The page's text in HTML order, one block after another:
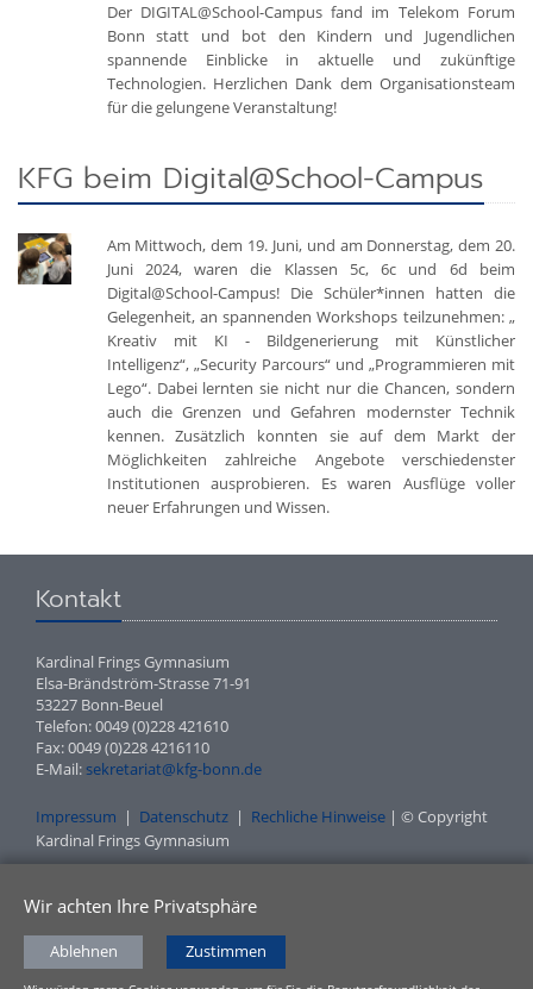
Der DIGITAL@School-Campus fand im Telekom Forum
Bonn statt und bot den Kindern und Jugendlichen
spannende Einblicke in aktuelle und zukünftige
Technologien. Herzlichen Dank dem Organisationsteam
für die gelungene Veranstaltung!
KFG beim Digital@School-Campus
Am Mittwoch, dem 19. Juni, und am Donnerstag, dem 20.
Juni 2024, waren die Klassen 5c, 6c und 6d beim
Digital@School-Campus! Die Schüler*innen hatten die
Gelegenheit, an spannenden Workshops teilzunehmen: „
Kreativ mit KI - Bildgenerierung mit Künstlicher
Intelligenz“, „Security Parcours“ und „Programmieren mit
Lego“. Dabei lernten sie nicht nur die Chancen, sondern
auch die Grenzen und Gefahren modernster Technik
kennen. Zusätzlich konnten sie auf dem Markt der
Möglichkeiten zahlreiche Angebote verschiedenster
Institutionen ausprobieren. Es waren Ausflüge voller
neuer Erfahrungen und Wissen.
Kontakt
Kardinal Frings Gymnasium
Elsa-Brändström-Strasse 71-91
53227 Bonn-Beuel
Telefon: 0049 (0)228 421610
Fax: 0049 (0)228 4216110
E-Mail: sekretariat@kfg-bonn.de
Impressum | Datenschutz | Rechliche Hinweise | © Copyright
Kardinal Frings Gymnasium
Wir achten Ihre Privatsphäre
Ablehnen Zustimmen